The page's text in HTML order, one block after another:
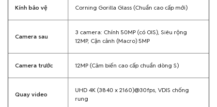
Kính bảo vệ Corning Gorilla Glass (Chuẩn cao cấp mới)
Camera sau
3 camera: Chính 50MP (có OIS), Siêu rộng
12MP, Cận cảnh (Macro) 5MP
Camera trước 12MP (Cảm biến cao cấp chuẩn dòng S)
Quay video
UHD 4K (3840 x 2160)@30fps, VDIS chống
rung